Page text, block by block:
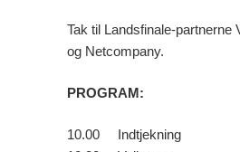
Tak til Landsfinale-partnerne
og Netcompany.
PROGRAM:
10.00 Indtjekning